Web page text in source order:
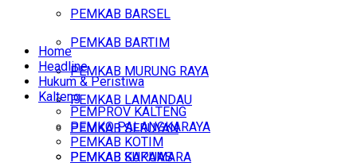
PEMKAB BARSEL
PEMKAB BARTIM
PEMKAB MURUNG RAYA
PEMKAB LAMANDAU
PEMKAB SERUYAN
PEMKAB SUKAMARA
Home
Headline
Hukum & Peristiwa
Kalteng
PEMPROV KALTENG
PEMKO PALANGKARAYA
PEMKAB KOTIM
PEMKAB KAPUAS